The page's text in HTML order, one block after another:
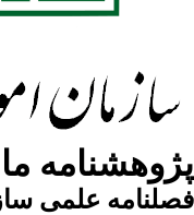
علمی